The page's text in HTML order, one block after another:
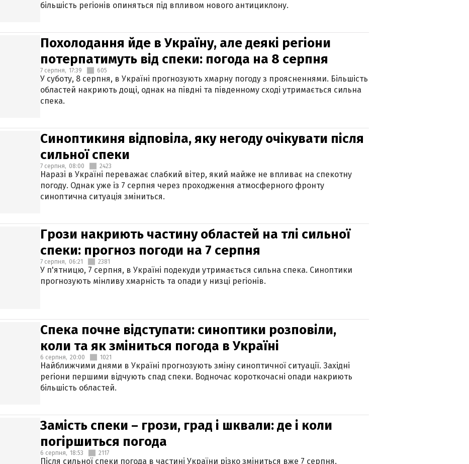
більшість регіонів опиняться під впливом нового антициклону.
Похолодання йде в Україну, але деякі регіони
потерпатимуть від спеки: погода на 8 серпня
7 серпня, 17:39 605
У суботу, 8 серпня, в Україні прогнозують хмарну погоду з проясненнями. Більшість
областей накриють дощі, однак на півдні та південному сході утримається сильна
спека.
Синоптикиня відповіла, яку негоду очікувати після
сильної спеки
7 серпня, 08:00 2423
Наразі в Україні переважає слабкий вітер, який майже не впливає на спекотну
погоду. Однак уже із 7 серпня через проходження атмосферного фронту
синоптична ситуація зміниться.
Грози накриють частину областей на тлі сильної
спеки: прогноз погоди на 7 серпня
7 серпня, 06:21 2381
У п'ятницю, 7 серпня, в Україні подекуди утримається сильна спека. Синоптики
прогнозують мінливу хмарність та опади у низці регіонів.
Спека почне відступати: синоптики розповіли,
коли та як зміниться погода в Україні
6 серпня, 20:00 1021
Найближчими днями в Україні прогнозують зміну синоптичної ситуації. Західні
регіони першими відчують спад спеки. Водночас короткочасні опади накриють
більшість областей.
Замість спеки – грози, град і шквали: де і коли
погіршиться погода
6 серпня, 18:53 2117
Після сильної спеки погода в частині України різко зміниться вже 7 серпня.